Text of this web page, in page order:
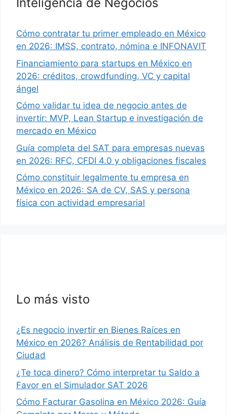
Cómo contratar tu primer empleado en México
en 2026: IMSS, contrato, nómina e INFONAVIT
Financiamiento para startups en México en
2026: créditos, crowdfunding, VC y capital
ángel
Cómo validar tu idea de negocio antes de
invertir: MVP, Lean Startup e investigación de
mercado en México
Guía completa del SAT para empresas nuevas
en 2026: RFC, CFDI 4.0 y obligaciones fiscales
Cómo constituir legalmente tu empresa en
México en 2026: SA de CV, SAS y persona
física con actividad empresarial
Lo más visto
¿Es negocio invertir en Bienes Raíces en
México en 2026? Análisis de Rentabilidad por
Ciudad
¿Te toca dinero? Cómo interpretar tu Saldo a
Favor en el Simulador SAT 2026
Cómo Facturar Gasolina en México 2026: Guía